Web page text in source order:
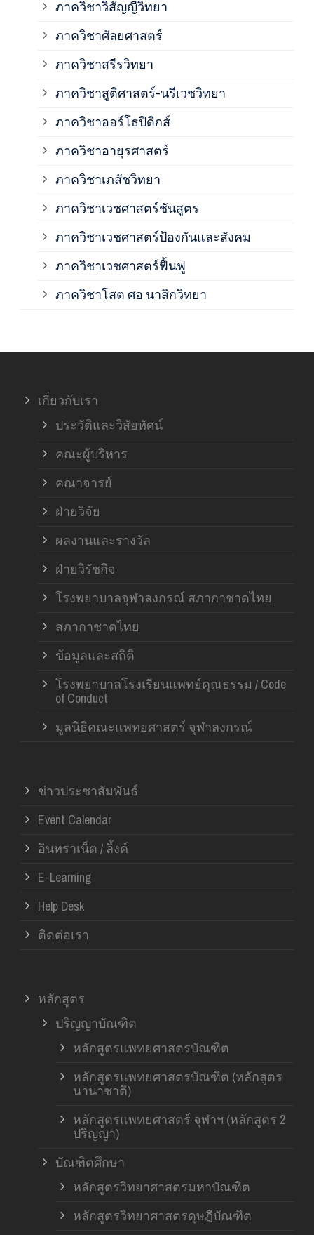
ภาควิชาวิสัญญีวิทยา
ภาควิชาศัลยศาสตร์
ภาควิชาสรีรวิทยา
ภาควิชาสูติศาสตร์-นรีเวชวิทยา
ภาควิชาออร์โธปิดิกส์
ภาควิชาอายุรศาสตร์
ภาควิชาเภสัชวิทยา
ภาควิชาเวชศาสตร์ชันสูตร
ภาควิชาเวชศาสตร์ป้องกันและสังคม
ภาควิชาเวชศาสตร์ฟื้นฟู
ภาควิชาโสต ศอ นาสิกวิทยา
เกี่ยวกับเรา
ประวัติและวิสัยทัศน์
คณะผู้บริหาร
คณาจารย์
ฝ่ายวิจัย
ผลงานและรางวัล
ฝ่ายวิรัชกิจ
โรงพยาบาลจุฬาลงกรณ์ สภากาชาดไทย
สภากาชาดไทย
ข้อมูลและสถิติ
โรงพยาบาลโรงเรียนแพทย์คุณธรรม / Code
of Conduct
มูลนิธิคณะแพทยศาสตร์ จุฬาลงกรณ์
ข่าวประชาสัมพันธ์
Event Calendar
อินทราเน็ต / ลิ้งค์
E-Learning
Help Desk
ติดต่อเรา
หลักสูตร
ปริญญาบัณฑิต
หลักสูตรแพทยศาสตรบัณฑิต
หลักสูตรแพทยศาสตรบัณฑิต (หลักสูตร
นานาชาติ)
หลักสูตรแพทยศาสตร์ จุฬาฯ (หลักสูตร 2
ปริญญา)
บัณฑิตศึกษา
หลักสูตรวิทยาศาสตรมหาบัณฑิต
หลักสูตรวิทยาศาสตรดุษฎีบัณฑิต